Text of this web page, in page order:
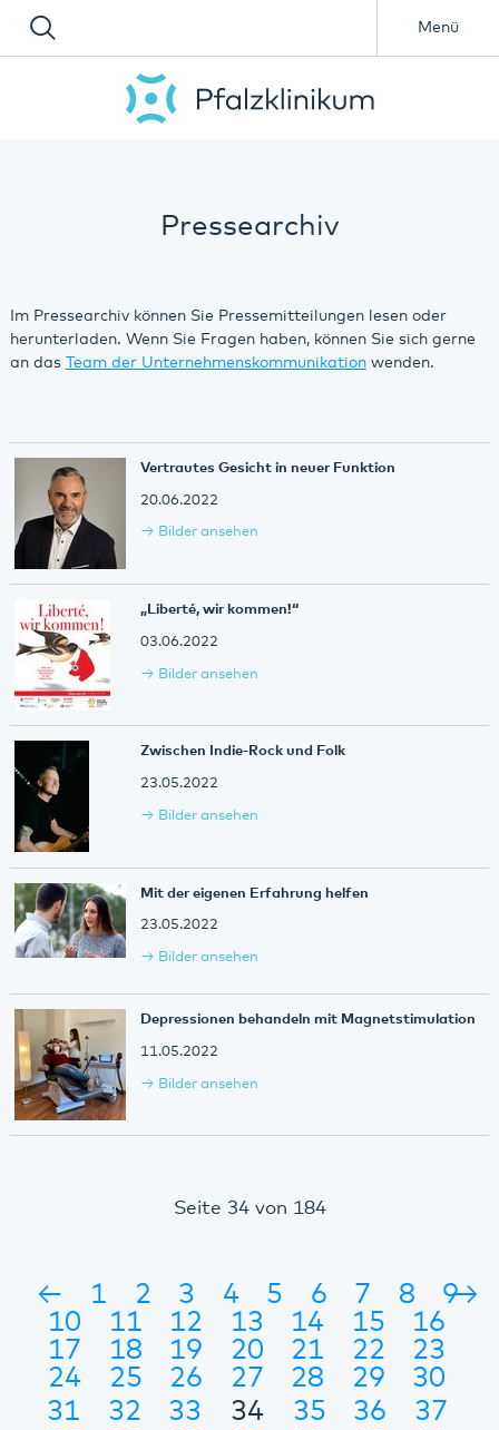
Menü
Pressearchiv
Im Pressearchiv können Sie Pressemitteilungen lesen oder
herunterladen. Wenn Sie Fragen haben, können Sie sich gerne
an das Team der Unternehmenskommunikationwenden.
Vertrautes Gesicht in neuer Funktion
20.06.2022
Bilder ansehen
„Liberté, wir kommen!“
03.06.2022
Bilder ansehen
Zwischen Indie-Rock und Folk
23.05.2022
Bilder ansehen
Mit der eigenen Erfahrung helfen
23.05.2022
Bilder ansehen
Depressionen behandeln mit Magnetstimulation
11.05.2022
Bilder ansehen
Seite 34 von 184
← 1 2 3 4 5 6 7 8
9
10
11 12 13 14 15
16
17
18 19 20 21 22
23
24
25 26 27 28 29
30
31
32 33 34 35 36
37
→